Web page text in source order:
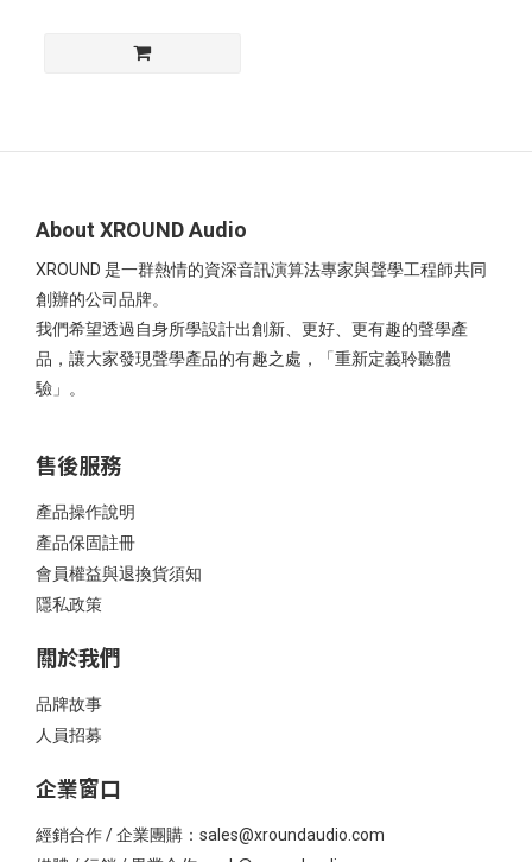
About XROUND Audio
XROUND 是一群熱情的資深音訊演算法專家與聲學工程師共同
創辦的公司品牌。
我們希望透過自身所學設計出創新、更好、更有趣的聲學產
品，讓大家發現聲學產品的有趣之處，「重新定義聆聽體
驗」。
售後服務
產品操作說明
產品保固註冊
會員權益與退換貨須知
隱私政策
關於我們
品牌故事
人員招募
企業窗口
經銷合作 / 企業團購：sales@xroundaudio.com